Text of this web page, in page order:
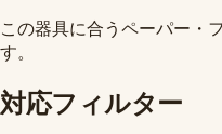
この器具に合うペーパー・
す。
対応フィルター